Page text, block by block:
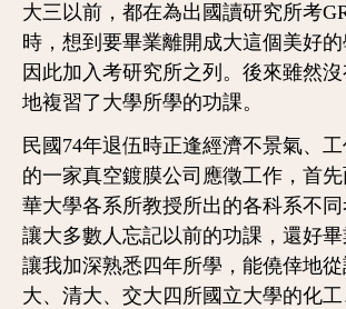
大三以前，都在為出國讀研究所考
時，想到要畢業離開成大這個美好
因此加入考研究所之列。後來雖然
地複習了大學所學的功課。
民國74年退伍時正逢經濟不景氣、
的一家真空鍍膜公司應徵工作，首
華大學各系所教授所出的各科系不
讓大多數人忘記以前的功課，還好
讓我加深熟悉四年所學，能僥倖地
大、清大、交大四所國立大學的化